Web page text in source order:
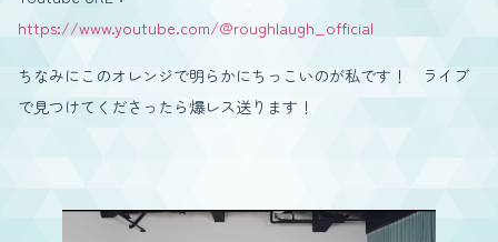
https://www.youtube.com/@roughlaugh_official
ちなみにこのオレンジで明らかにちっこいのが私です！ ライブ
で見つけてくださったら爆レス送ります！